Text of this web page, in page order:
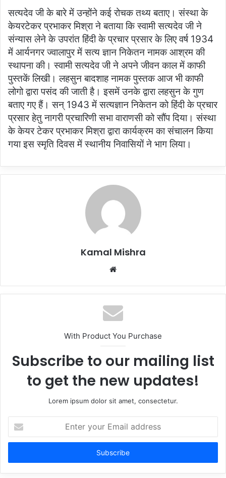
सत्यदेव जी के बारे में उन्होंने कई रोचक तथ्य बताए। संस्था के
केयरटेकर प्रभाकर मिश्रा ने बताया कि स्वामी सत्यदेव जी ने
संन्यास लेने के उपरांत हिंदी के प्रचार प्रसार के लिए वर्ष 1934
में आर्यनगर ज्वालापुर में सत्य ज्ञान निकेतन नामक आश्रम की
स्थापना की। स्वामी सत्यदेव जी ने अपने जीवन काल में काफी
पुस्तकें लिखी। लहसुन बादशाह नामक पुस्तक आज भी काफी
लोगो द्वारा पसंद की जाती है। इसमें उनके द्वारा लहसुन के गुण
बताए गए हैं। सन् 1943 में सत्यज्ञान निकेतन को हिंदी के प्रचार
प्रसार हेतु नागरी प्रचारिणी सभा वाराणसी को सौंप दिया। संस्था
के केयर टेकर प्रभाकर मिश्रा द्वारा कार्यक्रम का संचालन किया
गया इस स्मृति दिवस में स्थानीय निवासियों ने भाग लिया।
Kamal Mishra
Website
With Product You Purchase
Subscribe to our mailing list
to get the new updates!
Lorem ipsum dolor sit amet, consectetur.
your
Email